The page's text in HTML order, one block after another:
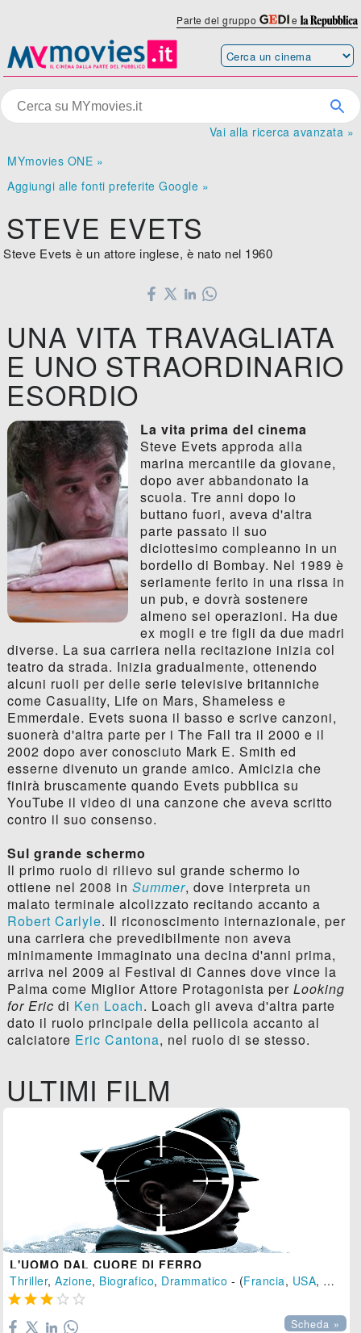
Parte del gruppo e
Vai alla ricerca avanzata »
MYmovies ONE »
Aggiungi alle fonti preferite Google »
STEVE EVETS
Steve Evets è un attore inglese, è nato nel 1960
UNA VITA TRAVAGLIATA
E UNO STRAORDINARIO
ESORDIO
La vita prima del cinema
Steve Evets approda alla
marina mercantile da giovane,
dopo aver abbandonato la
scuola. Tre anni dopo lo
buttano fuori, aveva d'altra
parte passato il suo
diciottesimo compleanno in un
bordello di Bombay. Nel 1989 è
seriamente ferito in una rissa in
un pub, e dovrà sostenere
almeno sei operazioni. Ha due
ex mogli e tre figli da due madri
diverse. La sua carriera nella recitazione inizia col
teatro da strada. Inizia gradualmente, ottenendo
alcuni ruoli per delle serie televisive britanniche
come Casuality, Life on Mars, Shameless e
Emmerdale. Evets suona il basso e scrive canzoni,
suonerà d'altra parte per i The Fall tra il 2000 e il
2002 dopo aver conosciuto Mark E. Smith ed
esserne divenuto un grande amico. Amicizia che
finirà bruscamente quando Evets pubblica su
YouTube il video di una canzone che aveva scritto
contro il suo consenso.
Sul grande schermo
Il primo ruolo di rilievo sul grande schermo lo
ottiene nel 2008 in Summer, dove interpreta un
malato terminale alcolizzato recitando accanto a
Robert Carlyle. Il riconoscimento internazionale, per
una carriera che prevedibilmente non aveva
minimamente immaginato una decina d'anni prima,
arriva nel 2009 al Festival di Cannes dove vince la
Palma come Miglior Attore Protagonista per Looking
for Eric di Ken Loach. Loach gli aveva d'altra parte
dato il ruolo principale della pellicola accanto al
calciatore Eric Cantona, nel ruolo di se stesso.
ULTIMI FILM
L'UOMO DAL CUORE DI FERRO
Thriller,Azione, Biografico, Drammatico - (Francia, USA, Gran
    
Scheda »